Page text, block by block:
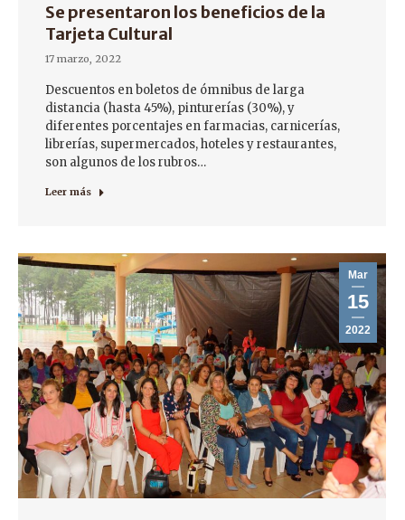
Se presentaron los beneficios de la
Tarjeta Cultural
17 marzo, 2022
Descuentos en boletos de ómnibus de larga
distancia (hasta 45%), pinturerías (30%), y
diferentes porcentajes en farmacias, carnicerías,
librerías, supermercados, hoteles y restaurantes,
son algunos de los rubros…
Leer más
Mar
15
2022